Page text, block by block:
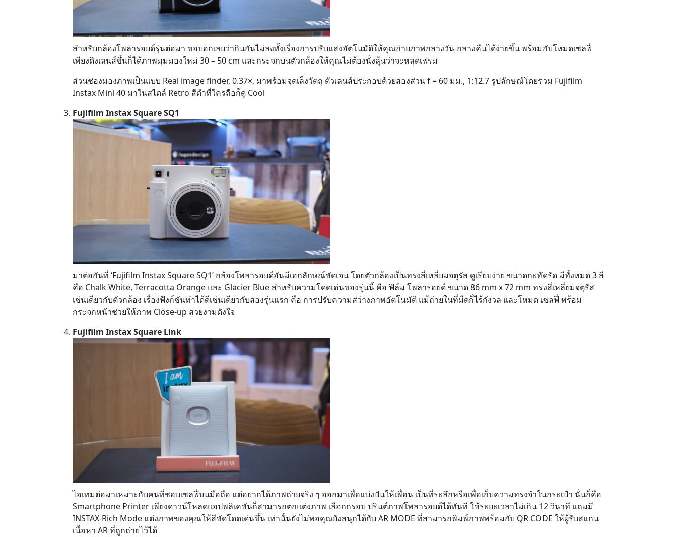
สำหรับกล้องโพลารอยด์รุ่นต่อมา ขอบอกเลยว่ากินกันไม่ลงทั้งเรื่องการปรับแสงอัตโนมัติให้คุณถ่ายภาพกลางวัน-กลางคืนได้ง่ายขึ้น พร้อมกับโหมดเซลฟี่
เพียงดึงเลนส์ขึ้นก็ได้ภาพมุมมองใหม่ 30 – 50 cm และกระจกบนตัวกล้องให้คุณไม่ต้องนั่งลุ้นว่าจะหลุดเฟรม
ส่วนช่องมองภาพเป็นแบบ Real image finder, 0.37×, มาพร้อมจุดเล็งวัตถุ ตัวเลนส์ประกอบด้วยสองส่วน f = 60 มม., 1:12.7 รูปลักษณ์โดยรวม Fujifilm
Instax Mini 40 มาในสไตล์ Retro สีดำที่ใครถือก็ดู Cool
Fujifilm Instax Square SQ1
มาต่อกันที่ ‘Fujifilm Instax Square SQ1’ กล้องโพลารอยด์อันมีเอกลักษณ์ชัดเจน โดยตัวกล้องเป็นทรงสี่เหลี่ยมจตุรัส ดูเรียบง่าย ขนาดกะทัดรัด มีทั้งหมด 3 สี
คือ Chalk White, Terracotta Orange และ Glacier Blue สำหรับความโดดเด่นของรุ่นนี้ คือ ฟิล์ม โพลารอยด์ ขนาด 86 mm x 72 mm ทรงสี่เหลี่ยมจตุรัส
เช่นเดียวกับตัวกล้อง เรื่องฟังก์ชันทำได้ดีเช่นเดียวกับสองรุ่นแรก คือ การปรับความสว่างภาพอัตโนมัติ แม้ถ่ายในที่มืดก็ไร้กังวล และโหมด เซลฟี่ พร้อม
กระจกหน้าช่วยให้ภาพ Close-up สวยงามดังใจ
Fujifilm Instax Square Link
ไอเทมต่อมาเหมาะกับคนที่ชอบเซลฟี่บนมือถือ แต่อยากได้ภาพถ่ายจริง ๆ ออกมาเพื่อแบ่งปันให้เพื่อน เป็นที่ระลึกหรือเพื่อเก็บความทรงจำในกระเป๋า นั่นก็คือ
Smartphone Printer เพียงดาวน์โหลดแอปพลิเคชันก็สามารถตกแต่งภาพ เลือกกรอบ ปรินต์ภาพโพลารอยด์ได้ทันที ใช้ระยะเวลาไม่เกิน 12 วินาที แถมมี
INSTAX-Rich Mode แต่งภาพของคุณให้สีชัดโดดเด่นขึ้น เท่านั้นยังไม่พอคุณยังสนุกได้กับ AR MODE ที่สามารถพิมพ์ภาพพร้อมกับ QR CODE ให้ผู้รับสแกน
เนื้อหา AR ที่ถูกถ่ายไว้ได้